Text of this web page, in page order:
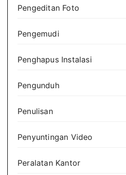
Pengeditan Foto
Pengemudi
Penghapus Instalasi
Pengunduh
Penulisan
Penyuntingan Video
Peralatan Kantor